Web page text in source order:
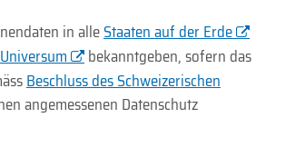
in alleStaaten auf der Erde
Universum
bekanntgeben, sofern das
Beschluss des Schwei­zerischen
angemessenen Daten­schutz